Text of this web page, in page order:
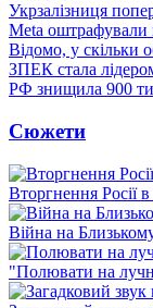
Укрзалізниця
Meta оштрафували
Відомо, у скільки
ЗПЕК стала
РФ знищила 900
Сюжети
Вторгнення Росії
Війна на
"Полювати на